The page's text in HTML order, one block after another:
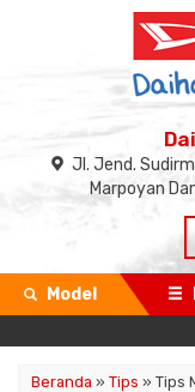
Jl. Jend.
Marpoyan
Model
Beranda » Tips » Tips